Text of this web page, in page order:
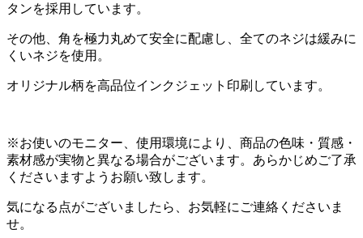
タンを採用しています。
その他、角を極力丸めて安全に配慮し、全てのネジは緩みに
くいネジを使用。
オリジナル柄を高品位インクジェット印刷しています。
※お使いのモニター、使用環境により、商品の色味・質感・
素材感が実物と異なる場合がございます。あらかじめご了承
くださいますようお願い致します。
気になる点がございましたら、お気軽にご連絡くださいま
せ。